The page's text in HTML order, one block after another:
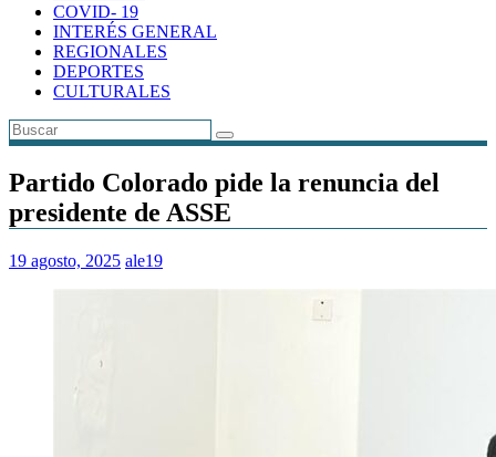
COVID- 19
INTERÉS GENERAL
REGIONALES
DEPORTES
CULTURALES
Partido Colorado pide la renuncia del
presidente de ASSE
19 agosto, 2025 ale19